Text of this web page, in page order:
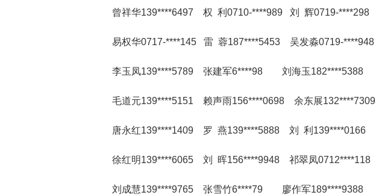
曾祥华139****6497 权 利0710-****989 刘 辉0719-****298
易权华0717-****145 雷 蓉187****5453 吴发淼0719-****948
李玉凤139****5789 张建军6****98 刘海玉182****5388
毛道元139****5151 赖声雨156****0698 余东展132****7309
唐永红139****1409 罗 燕139****5888 刘 利139****0166
徐红明139****6065 刘 晖156****9948 祁翠凤0712****118
刘成慧139****9765 张雪竹6****79 廖作军189****9388